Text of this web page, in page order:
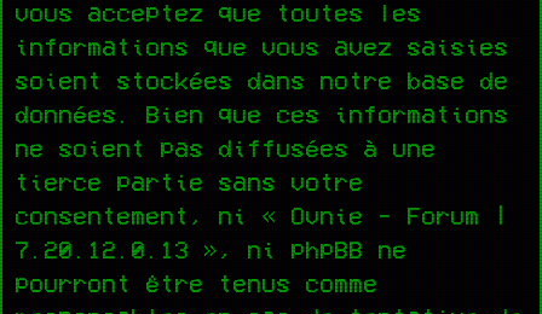
vous acceptez que toutes les
informations que vous avez saisies
soient stockées dans notre base de
données. Bien que ces informations
ne soient pas diffusées à une
tierce partie sans votre
consentement, ni « Ovnie - Forum |
7.20.12.0.13 », ni phpBB ne
pourront être tenus comme